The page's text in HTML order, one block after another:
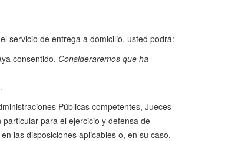
servicio de entrega a domicilio, usted podrá:
consentido. Consideraremos que ha
.
Públicas competentes, Jueces
para el ejercicio y defensa de
las disposiciones aplicables o, en su caso,